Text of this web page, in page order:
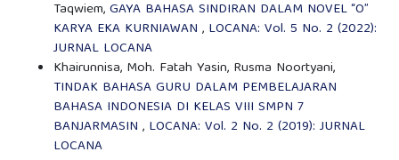
Taqwiem,GAYA BAHASA SINDIRAN DALAM NOVEL “O”
KARYA EKA KURNIAWAN , LOCANA: Vol. 5 No. 2 (2022):
JURNAL LOCANA
Khairunnisa, Moh. Fatah Yasin, Rusma Noortyani,
TINDAK BAHASA GURU DALAM PEMBELAJARAN
BAHASA INDONESIA DI KELAS VIII SMPN 7
BANJARMASIN , LOCANA: Vol. 2 No. 2 (2019): JURNAL
LOCANA